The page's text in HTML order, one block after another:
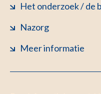
Het onderzoek / de
Nazorg
Meer informatie